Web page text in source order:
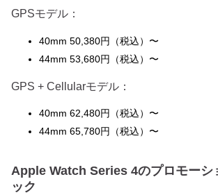
GPSモデル：
40mm 50,380円（税込）〜
44mm 53,680円（税込）〜
GPS + Cellularモデル：
40mm 62,480円（税込）〜
44mm 65,780円（税込）〜
Apple Watch Series 4のプロモーシ
ック